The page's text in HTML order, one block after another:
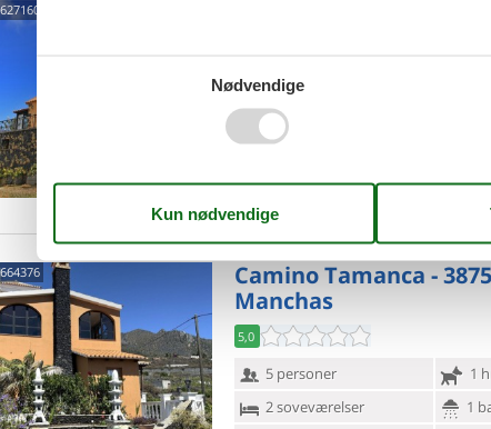
5 personer
1
2 soveværelser
1
Vand 8000
Camino Tamanca -
Manchas
5,0
5 personer
1
2 soveværelser
1
Nødvendige